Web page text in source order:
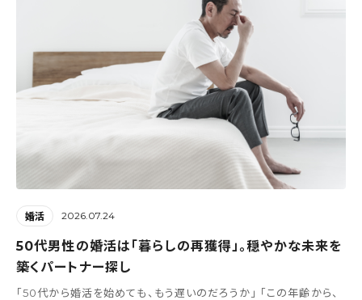
婚活 2026.07.24
50代男性の婚活は「暮らしの再獲得」。穏やかな未来を
築くパートナー探し
「50代から婚活を始めても、もう遅いのだろうか」 「この年齢から、